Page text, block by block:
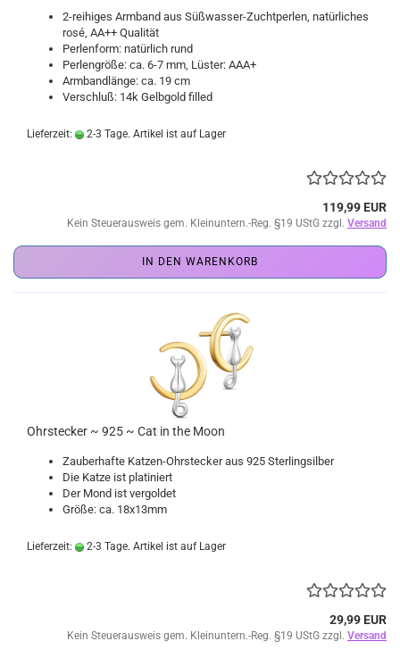
2-reihiges Armband aus Süßwasser-Zuchtperlen, natürliches
rosé, AA++ Qualität
Perlenform: natürlich rund
Perlengröße: ca. 6-7 mm, Lüster: AAA+
Armbandlänge: ca. 19 cm
Verschluß: 14k Gelbgold filled
Lieferzeit: 2-3 Tage. Artikel ist auf Lager
119,99 EUR
Kein Steuerausweis gem. Kleinuntern.-Reg. §19 UStG zzgl. Versand
IN DEN WARENKORB
Ohrstecker ~ 925 ~ Cat in the Moon
Zauberhafte Katzen-Ohrstecker aus 925 Sterlingsilber
Die Katze ist platiniert
Der Mond ist vergoldet
Größe: ca. 18x13mm
Lieferzeit: 2-3 Tage. Artikel ist auf Lager
29,99 EUR
Kein Steuerausweis gem. Kleinuntern.-Reg. §19 UStG zzgl. Versand